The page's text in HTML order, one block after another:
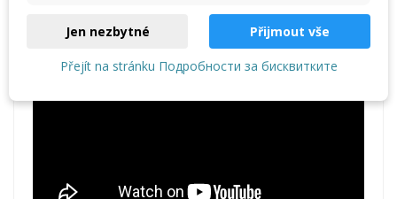
Jen nezbytné Přijmout vše
Přejít na stránku Подробности за бисквитките